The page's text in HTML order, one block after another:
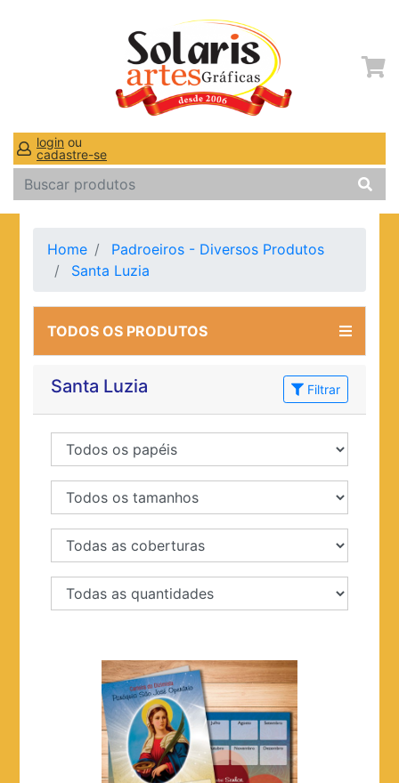
login ou
cadastre-se
Home
Padroeiros - Diversos Produtos
Santa Luzia
TODOS OS PRODUTOS
Santa Luzia Filtrar